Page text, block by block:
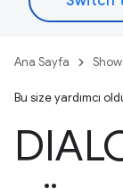
Ana Sayfa
Bu size yardımcı